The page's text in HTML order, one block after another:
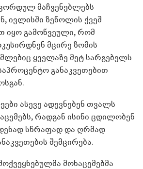
მაჩვენებლებს
ივლისში ზეწოლის ქვეშ
იყო გამოწვეული, რომ
მცირე ზომის
ყველაზე მეტ სარგებელს
განაკვეთებით
ასევე ადევნებენ თვალს
რადგან ისინი ცდილობენ
სწრაფად და ღრმად
შემცირება.
მონაცემებმა